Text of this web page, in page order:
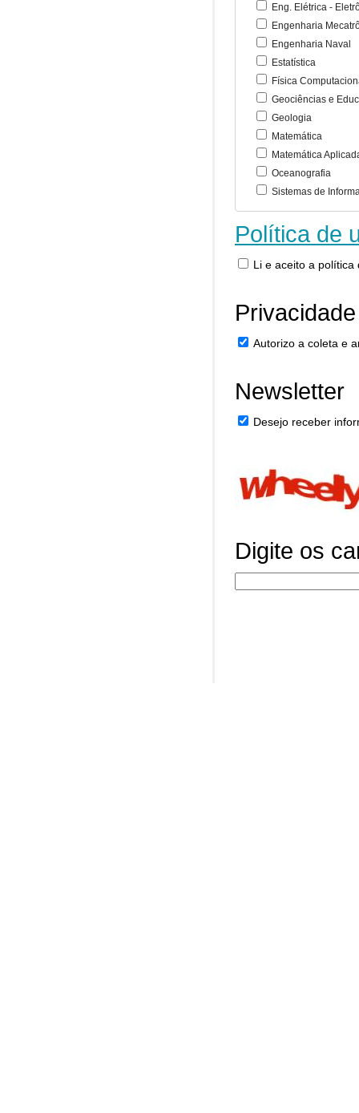
Eng. Elétrica -
Engenharia
Engenharia Naval
Estatística
Física
Geociências e
Geologia
Matemática
Matemática
Oceanografia
Sistemas de
Política de
Li e aceito a política
Autorizo a coleta e
Newsletter
Desejo receber
Digite os